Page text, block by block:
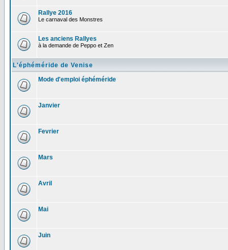
Rallye 2016
Le carnaval des Monstres
Les anciens Rallyes
à la demande de Peppo et Zen
L'éphéméride de Venise
Mode d'emploi éphéméride
Janvier
Fevrier
Mars
Avril
Mai
Juin